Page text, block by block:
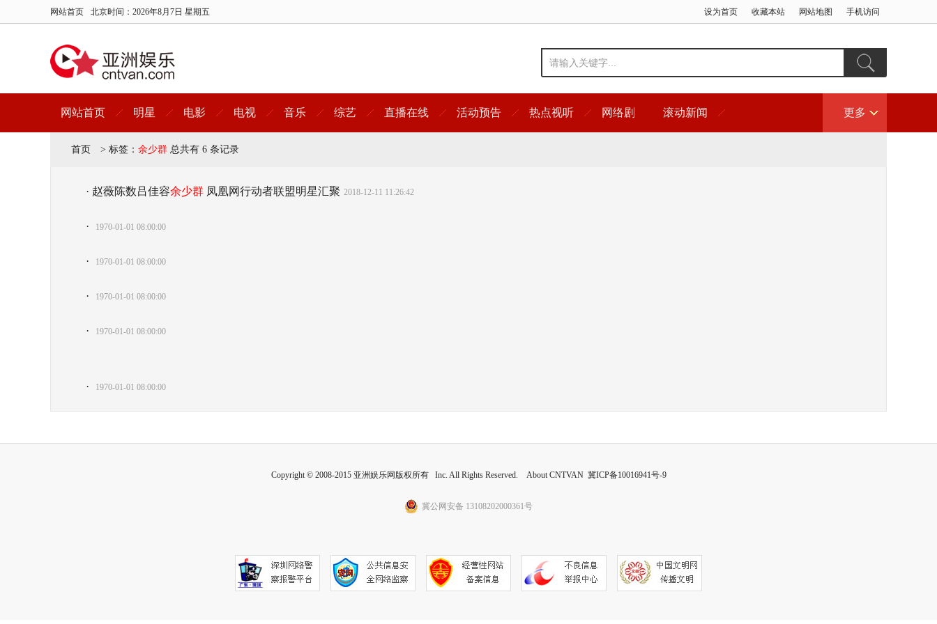
网站首页 北京时间： 2026年8月7日 星期五 设为首页 收藏本站 网站地图 手机访问
网站首页 明星 电影 电视 音乐 综艺 直播在线 活动预告 热点视听 网络剧 滚动新闻 更多
首页 > 标签： 余少群 总共有 6 条记录
· 赵薇陈数吕佳容余少群 凤凰网行动者联盟明星汇聚 2018-12-11 11:26:42
· 1970-01-01 08:00:00
· 1970-01-01 08:00:00
· 1970-01-01 08:00:00
· 1970-01-01 08:00:00
· 1970-01-01 08:00:00
Copyright © 2008-2015 亚洲娱乐网版权所有 Inc. All Rights Reserved. About CNTVAN 冀ICP备10016941号-9
冀公网安备 13108202000361号